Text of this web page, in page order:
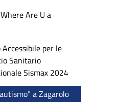
Are U a
per le
Sanitario
Sismax 2024
a Zagarolo